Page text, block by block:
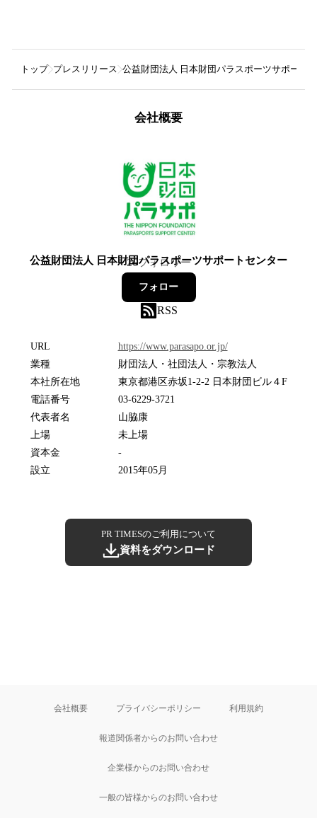
トップ プレスリリース 公益財団法人 日本財団パラスポーツサポート
会社概要
公益財団法人 日本財団パラスポーツサポートセンター
26フォロワー
フォロー
RSS
URL
https://www.parasapo.or.jp/
業種
財団法人・社団法人・宗教法人
本社所在地
東京都港区赤坂1-2-2 日本財団ビル４F
電話番号
03-6229-3721
代表者名
山脇康
上場
未上場
資本金
-
設立
2015年05月
PR TIMESのご利用について
資料をダウンロード
会社概要 プライバシーポリシー 利用規約
報道関係者からのお問い合わせ
企業様からのお問い合わせ
一般の皆様からのお問い合わせ